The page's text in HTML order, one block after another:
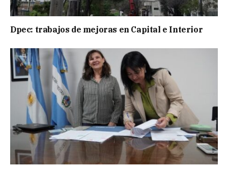
Dpec: trabajos de mejoras en Capital e Interior